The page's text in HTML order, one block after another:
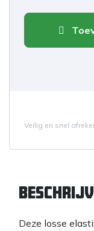
Veilig en snel
Deze losse